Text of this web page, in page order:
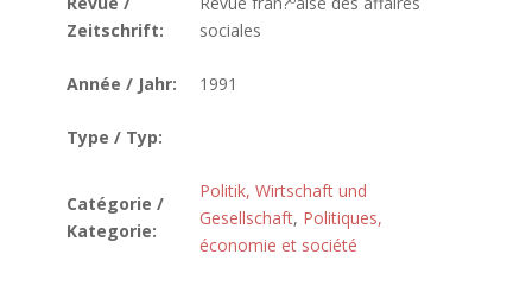
Zeitschrift:
sociales
Année / Jahr: 1991
Type / Typ:
Catégorie /
Kategorie:
Politik, Wirtschaft und
Gesellschaft, Politiques,
économie et société